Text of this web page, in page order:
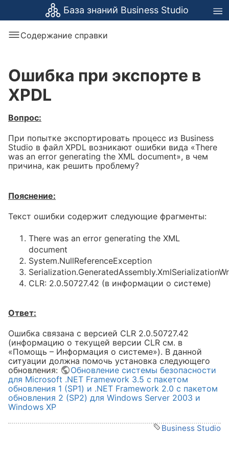
своевременно" при запуске
Параметр задан
Инициализатор типа
выдал исключение. в
База знаний Business Studio
Содержание справки
Ошибка при экспорте в
XPDL
Вопрос:
При попытке экспортировать процесс из Business
Studio в файл XPDL возникают ошибки вида «There
was an error generating the XML document», в чем
причина, как решить проблему?
Пояснение:
Текст ошибки содержит следующие фрагменты:
There was an error generating the XML
document
System.NullReferenceException
CLR: 2.0.50727.42 (в информации о системе)
Ответ:
Ошибка связана с версией CLR 2.0.50727.42
(информацию о текущей версии CLR см. в
«Помощь – Информация о системе»). В данной
ситуации должна помочь установка следующего
обновления:
Обновление системы безопасности
для Microsoft .NET Framework 3.5 с пакетом
обновления 1 (SP1) и .NET Framework 2.0 с пакетом
обновления 2 (SP2) для Windows Server 2003 и
Windows XP
Business Studio